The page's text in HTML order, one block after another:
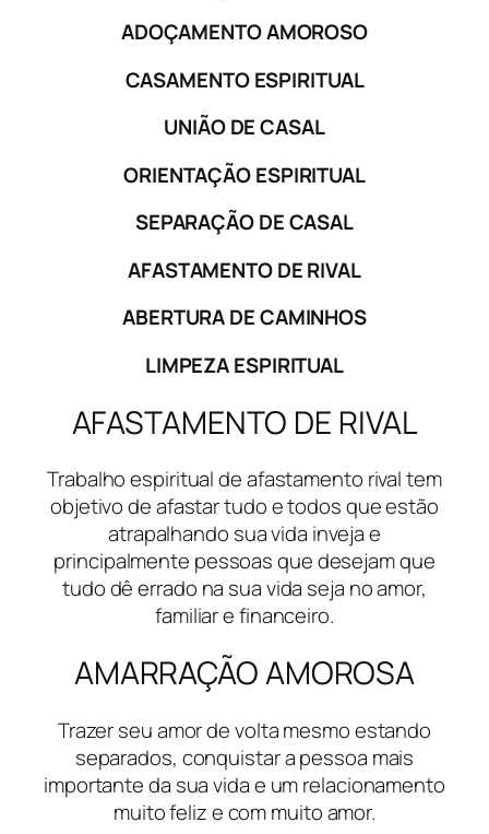
ADOÇAMENTO AMOROSO
CASAMENTO ESPIRITUAL
UNIÃO DE CASAL
ORIENTAÇÃO ESPIRITUAL
SEPARAÇÃO DE CASAL
AFASTAMENTO DE RIVAL
ABERTURA DE CAMINHOS
LIMPEZA ESPIRITUAL
AFASTAMENTO DE RIVAL
Trabalho espiritual de afastamento rival tem
objetivo de afastar tudo e todos que estão
atrapalhando sua vida inveja e
principalmente pessoas que desejam que
tudo dê errado na sua vida seja no amor,
familiar e financeiro.
AMARRAÇÃO AMOROSA
Trazer seu amor de volta mesmo estando
separados, conquistar a pessoa mais
importante da sua vida e um relacionamento
muito feliz e com muito amor.